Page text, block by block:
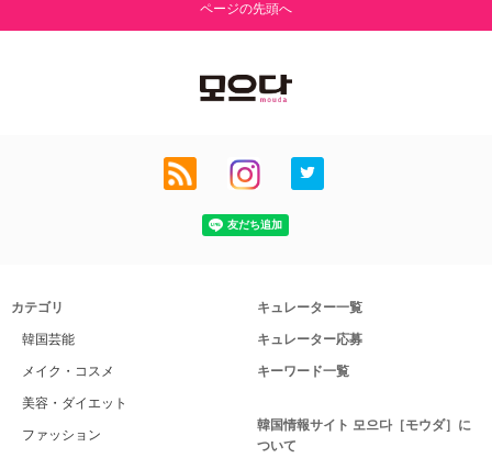
ページの先頭へ
カテゴリ
韓国芸能
メイク・コスメ
美容・ダイエット
ファッション
キュレーター一覧
キュレーター応募
キーワード一覧
韓国情報サイト 모으다［モウダ］に
ついて